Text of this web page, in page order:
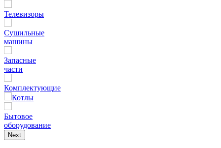
Телевизоры
Сушильные
машины
Запасные
части
Комплектующие
Котлы
Бытовое
оборудование
Next